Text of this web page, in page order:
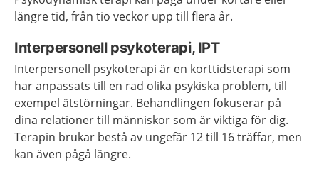
längre tid, från tio veckor upp till flera år.
Interpersonell psykoterapi, IPT
Interpersonell psykoterapi är en korttidsterapi som
har anpassats till en rad olika psykiska problem, till
exempel ätstörningar. Behandlingen fokuserar på
dina relationer till människor som är viktiga för dig.
Terapin brukar bestå av ungefär 12 till 16 träffar, men
kan även pågå längre.